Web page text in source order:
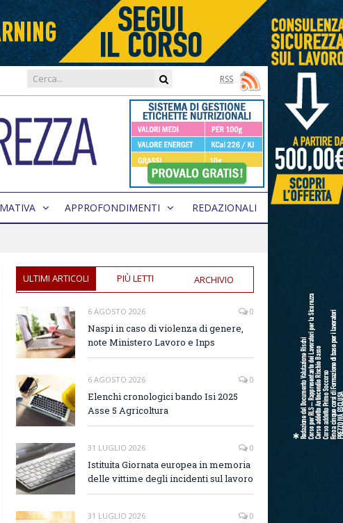
RSS
APPROFONDIMENTI REDAZIONALI
ULTIMI ARTICOLI PIÙ LETTI ARCHIVIO
6 AGOSTO 2026 0
Naspi in caso di violenza di genere,
note Ministero Lavoro e Inps
6 AGOSTO 2026 0
Elenchi cronologici bando Isi 2025
Asse 5 Agricoltura
31 LUGLIO 2026 0
Istituita Giornata europea in memoria
delle vittime degli incidenti sul lavoro
31 LUGLIO 2026 0